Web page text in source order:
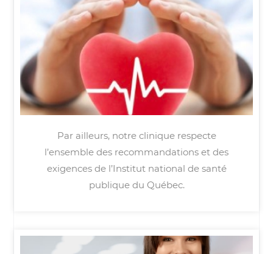
Par ailleurs, notre clinique respecte
l’ensemble des recommandations et des
exigences de l’Institut national de santé
publique du Québec.